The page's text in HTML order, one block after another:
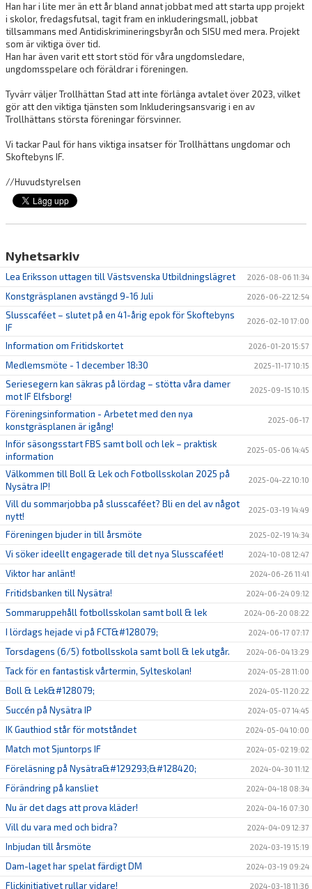
Han har i lite mer än ett år bland annat jobbat med att starta upp projekt
i skolor, fredagsfutsal, tagit fram en inkluderingsmall, jobbat
tillsammans med Antidiskrimineringsbyrån och SISU med mera. Projekt
som är viktiga över tid.
Han har även varit ett stort stöd för våra ungdomsledare,
ungdomsspelare och föräldrar i föreningen.
Tyvärr väljer Trollhättan Stad att inte förlänga avtalet över 2023, vilket
gör att den viktiga tjänsten som Inkluderingsansvarig i en av
Trollhättans största föreningar försvinner.
Vi tackar Paul för hans viktiga insatser för Trollhättans ungdomar och
Skoftebyns IF.
//Huvudstyrelsen
Nyhetsarkiv
Lea Eriksson uttagen till Västsvenska Utbildningslägret 2026-08-06 11:34
Konstgräsplanen avstängd 9-16 Juli 2026-06-22 12:54
Slusscaféet – slutet på en 41-årig epok för Skoftebyns
IF
2026-02-10 17:00
Information om Fritidskortet 2026-01-20 15:57
Medlemsmöte - 1 december 18:30 2025-11-17 10:15
Seriesegern kan säkras på lördag – stötta våra damer
mot IF Elfsborg!
2025-09-15 10:15
Föreningsinformation - Arbetet med den nya
konstgräsplanen är igång!
2025-06-17
Inför säsongsstart FBS samt boll och lek – praktisk
information
2025-05-06 14:45
Välkommen till Boll & Lek och Fotbollsskolan 2025 på
Nysätra IP!
2025-04-22 10:10
Vill du sommarjobba på slusscaféet? Bli en del av något
nytt!
2025-03-19 14:49
Föreningen bjuder in till årsmöte 2025-02-19 14:34
Vi söker ideellt engagerade till det nya Slusscaféet! 2024-10-08 12:47
Viktor har anlänt! 2024-06-26 11:41
Fritidsbanken till Nysätra! 2024-06-24 09:12
Sommaruppehåll fotbollsskolan samt boll & lek 2024-06-20 08:22
I lördags hejade vi på FCT&#128079; 2024-06-17 07:17
Torsdagens (6/5) fotbollsskola samt boll & lek utgår. 2024-06-04 13:29
Tack för en fantastisk vårtermin, Sylteskolan! 2024-05-28 11:00
Boll & Lek&#128079; 2024-05-11 20:22
Succén på Nysätra IP 2024-05-07 14:45
IK Gauthiod står för motståndet 2024-05-04 10:00
Match mot Sjuntorps IF 2024-05-02 19:02
Föreläsning på Nysätra&#129293;&#128420; 2024-04-30 11:12
Förändring på kansliet 2024-04-18 08:34
Nu är det dags att prova kläder! 2024-04-16 07:30
Vill du vara med och bidra? 2024-04-09 12:37
Inbjudan till årsmöte 2024-03-19 15:19
Dam-laget har spelat färdigt DM 2024-03-19 09:24
Flickinitiativet rullar vidare! 2024-03-18 11:36